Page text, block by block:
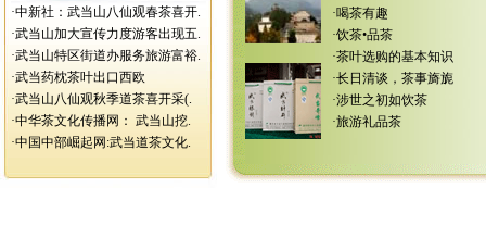
·中新社：武当山八仙观春茶喜开.
·武当山加大宣传力度游客出现五.
·武当山特区街道办服务旅游富裕.
·武当药枕茶叶出口西欧
·武当山八仙观秋季道茶喜开采(.
·中华茶文化传播网： 武当山挖.
·中国中部崛起网:武当道茶文化.
·喝茶有趣
·饮茶•品茶
·茶叶选购的基本知识
·长日清谈，茶事旖旎
·涉世之初如饮茶
·旅游礼品茶